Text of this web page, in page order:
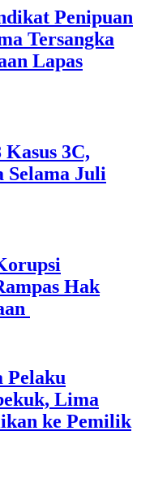
Penipuan
Tersangka
Lapas
3C,
Selama Juli
Hak
Pelaku
Lima
ke Pemilik